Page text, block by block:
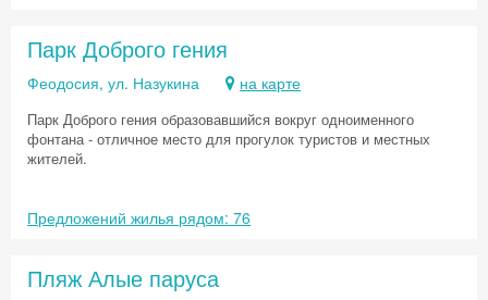
Парк Доброго гения
Феодосия, ул. Назукина на карте
Парк Доброго гения образовавшийся вокруг одноименного
фонтана - отличное место для прогулок туристов и местных
жителей.
Предложений жилья рядом: 76
Пляж Алые паруса